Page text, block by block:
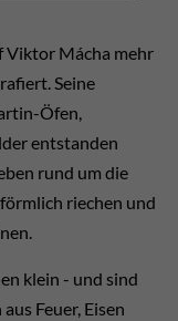
Viktor Mácha mehr
Seine
Öfen,
entstanden
rund um die
riechen und
klein - und sind
Feuer, Eisen